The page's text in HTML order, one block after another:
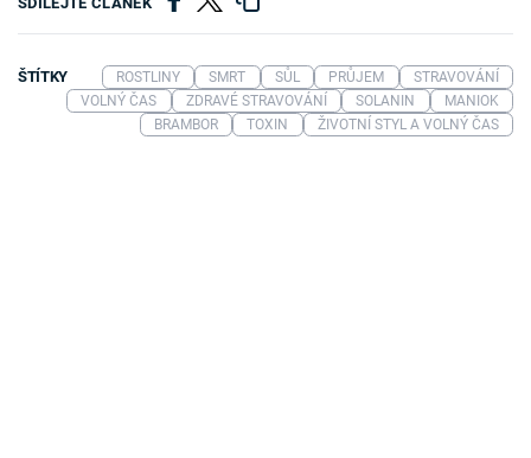
ŠTÍTKY ROSTLINY SMRT SŮL PRŮJEM
STRAVOVÁNÍ
VOLNÝ ČAS
ZDRAVÉ STRAVOVÁNÍ SOLANIN
MANIOK
BRAMBOR
TOXIN ŽIVOTNÍ STYL A VOLNÝ ČAS